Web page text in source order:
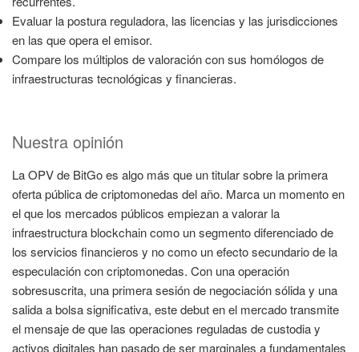
Evaluar la postura reguladora, las licencias y las jurisdicciones
en las que opera el emisor.
Compare los múltiplos de valoración con sus homólogos de
infraestructuras tecnológicas y financieras.
Nuestra opinión
La OPV de BitGo es algo más que un titular sobre la primera
oferta pública de criptomonedas del año. Marca un momento en
el que los mercados públicos empiezan a valorar la
infraestructura blockchain como un segmento diferenciado de
los servicios financieros y no como un efecto secundario de la
especulación con criptomonedas. Con una operación
sobresuscrita, una primera sesión de negociación sólida y una
salida a bolsa significativa, este debut en el mercado transmite
el mensaje de que las operaciones reguladas de custodia y
activos digitales han pasado de ser marginales a fundamentales